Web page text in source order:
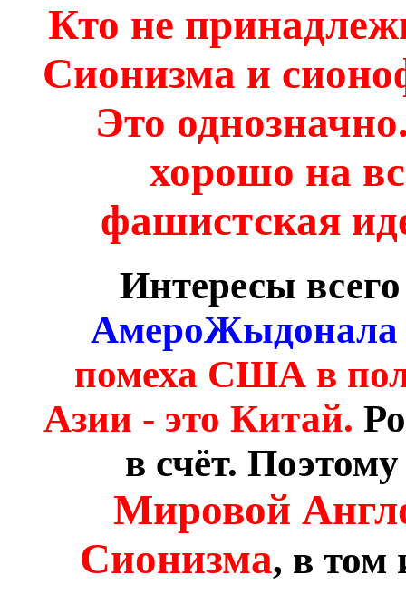
Кто не
Сионизма и
Это
хорошо на
фашистская
Интересы
АмероЖыдонала
помеха США в
Азии - это Китай.
в счёт.
Мировой
Сионизма, в том